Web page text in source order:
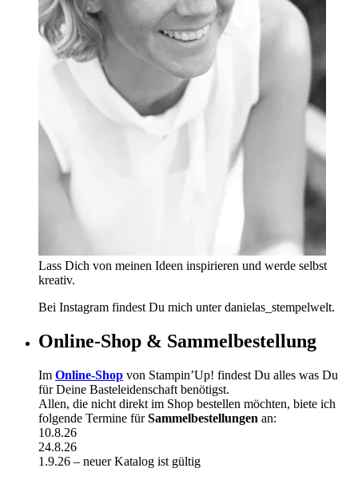
Lass Dich von meinen Ideen inspirieren und werde selbst
kreativ.
Bei Instagram findest Du mich unter danielas_stempelwelt.
Online-Shop & Sammelbestellung
Im Online-Shop von Stampin’Up! findest Du alles was Du
für Deine Basteleidenschaft benötigst.
Allen, die nicht direkt im Shop bestellen möchten, biete ich
folgende Termine fürSammelbestellungen an:
10.8.26
24.8.26
1.9.26 – neuer Katalog ist gültig